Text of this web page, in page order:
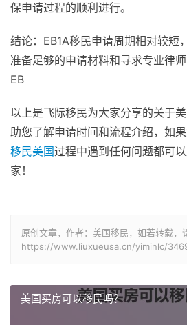
保申请过程的顺利进行。
结论：EB1A移民申请周期相对较短
准备足够的申请材料和寻求专业律
EB
以上是飞际移民为大家分享的关于
助您了解申请时间和流程介绍，如
移民美国过程中遇到任何问题都可
家！
原创文章，作者：美国移民，如若转载，
https://www.liuxueusa.cn/yiminlc/
美国买房可以移民吗？